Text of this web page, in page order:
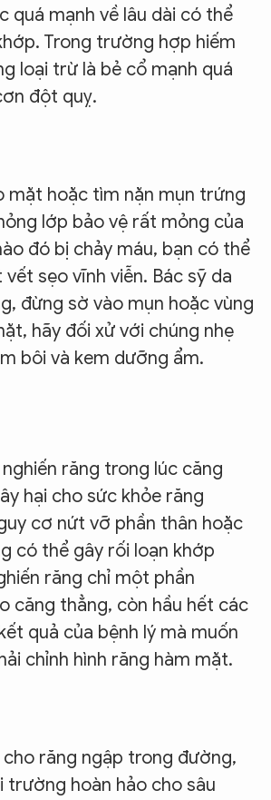
quá mạnh về lâu dài có thể
Trong trường hợp hiếm
loại trừ là bẻ cổ mạnh quá
đột quỵ.
mặt hoặc tìm nặn mụn trứng
lớp bảo vệ rất mỏng của
đó bị chảy máu, bạn có thể
sẹo vĩnh viễn. Bác sỹ da
đừng sờ vào mụn hoặc vùng
hãy đối xử với chúng nhẹ
bôi và kem dưỡng ẩm.
răng trong lúc căng
hại cho sức khỏe răng
cơ nứt vỡ phần thân hoặc
có thể gây rối loạn khớp
răng chỉ một phần
căng thẳng, còn hầu hết các
quả của bệnh lý mà muốn
chỉnh hình răng hàm mặt.
răng ngập trong đường,
hoàn hảo cho sâu